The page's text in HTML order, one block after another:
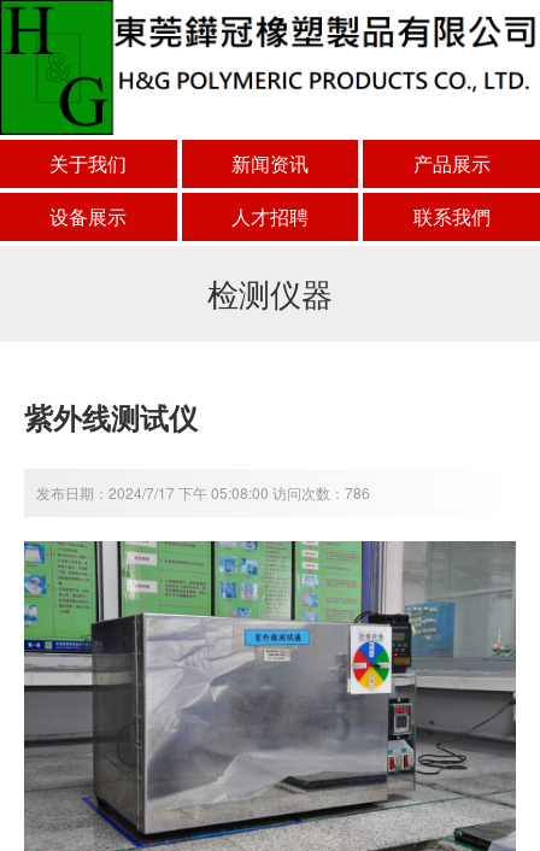
关于我们 新闻资讯
产品展示
设备展示
人才招聘 联系我們
检测仪器
紫外线测试仪
发布日期：2024/7/17 下午 05:08:00 访问次数：786